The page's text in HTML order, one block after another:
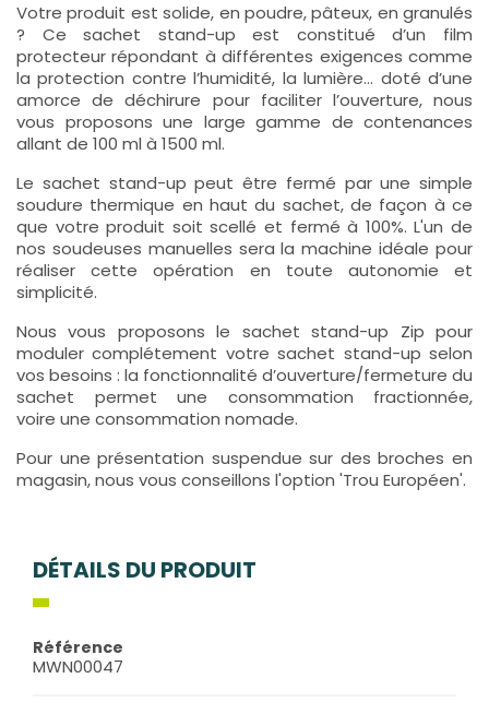
Votre produit est solide, en poudre, pâteux, en granulés
? Ce sachet stand-up est constitué d’un film
protecteur répondant à différentes exigences comme
la protection contre l’humidité, la lumière… doté d’une
amorce de déchirure pour faciliter l’ouverture, nous
vous proposons une large gamme de contenances
allant de 100 ml à 1500 ml.
Le sachet stand-up peut être fermé par une simple
soudure thermique en haut du sachet, de façon à ce
que votre produit soit scellé et fermé à 100%. L'un de
nos soudeuses manuelles sera la machine idéale pour
réaliser cette opération en toute autonomie et
simplicité.
Nous vous proposons le sachet stand-up Zip pour
moduler complétement votre sachet stand-up selon
vos besoins : la fonctionnalité d’ouverture/fermeture du
sachet permet une consommation fractionnée,
voire une consommation nomade.
Pour une présentation suspendue sur des broches en
magasin, nous vous conseillons l'option 'Trou Européen'.
DÉTAILS DU PRODUIT
Référence
MWN00047